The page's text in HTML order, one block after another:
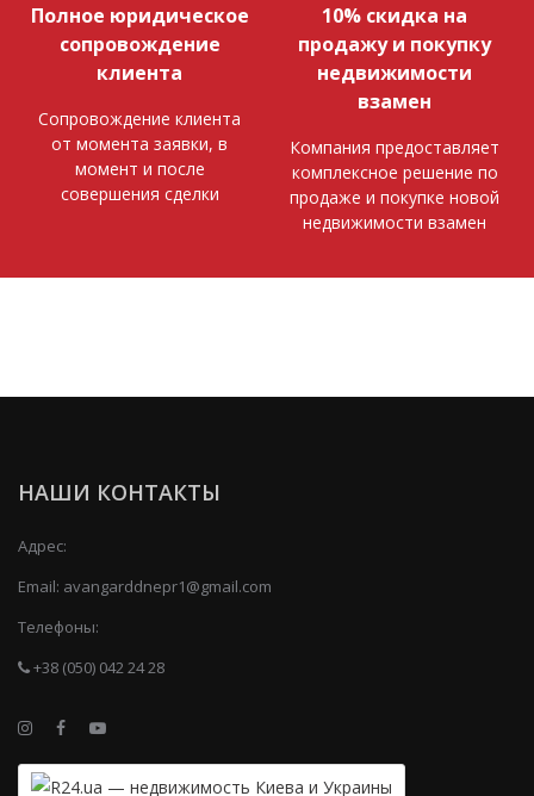
Полное юридическое
сопровождение
клиента
Сопровождение клиента
от момента заявки, в
момент и после
совершения сделки
10% скидка на
продажу и покупку
недвижимости
взамен
Компания предоставляет
комплексное решение по
продаже и покупке новой
недвижимости взамен
НАШИ КОНТАКТЫ
Адрес:
Email: avangarddnepr1@gmail.com
Телефоны:
+38 (050) 042 24 28